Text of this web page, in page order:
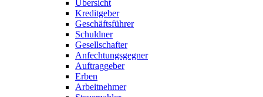
Übersicht
Kreditgeber
Geschäftsführer
Schuldner
Gesellschafter
Anfechtungsgegner
Auftraggeber
Erben
Arbeitnehmer